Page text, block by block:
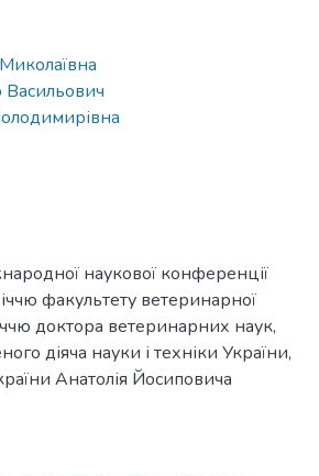
наукової конференції
факультету ветеринарної
доктора ветеринарних наук,
діяча науки і техніки України,
Анатолія Йосиповича